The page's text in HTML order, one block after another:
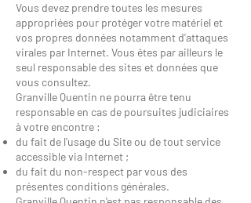
Vous devez prendre toutes les mesures
appropriées pour protéger votre matériel et
vos propres données notamment d'attaques
virales par Internet. Vous êtes par ailleurs le
seul responsable des sites et données que
vous consultez.
Granville Quentin ne pourra être tenu
responsable en cas de poursuites judiciaires
à votre encontre :
du fait de l'usage du Site ou de tout service
accessible via Internet ;
du fait du non-respect par vous des
présentes conditions générales.